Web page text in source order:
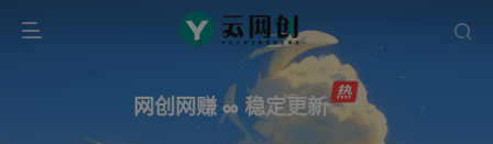
网创网赚 ∞ 稳定更新